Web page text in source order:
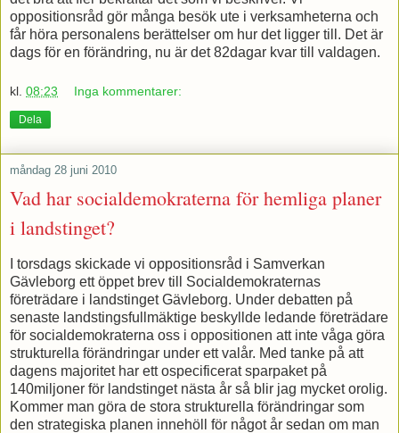
oppositionsråd gör många besök ute i verksamheterna och
får höra personalens berättelser om hur det ligger till. Det är
dags för en förändring, nu är det 82dagar kvar till valdagen.
kl. 08:23 Inga kommentarer:
Dela
måndag 28 juni 2010
Vad har socialdemokraterna för hemliga planer
i landstinget?
I torsdags skickade vi oppositionsråd i Samverkan
Gävleborg ett öppet brev till Socialdemokraternas
företrädare i landstinget Gävleborg. Under debatten på
senaste landstingsfullmäktige beskyllde ledande företrädare
för socialdemokraterna oss i oppositionen att inte våga göra
strukturella förändringar under ett valår. Med tanke på att
dagens majoritet har ett ospecificerat sparpaket på
140miljoner för landstinget nästa år så blir jag mycket orolig.
Kommer man göra de stora strukturella förändringar som
den strategiska planen innehöll för något år sedan om man